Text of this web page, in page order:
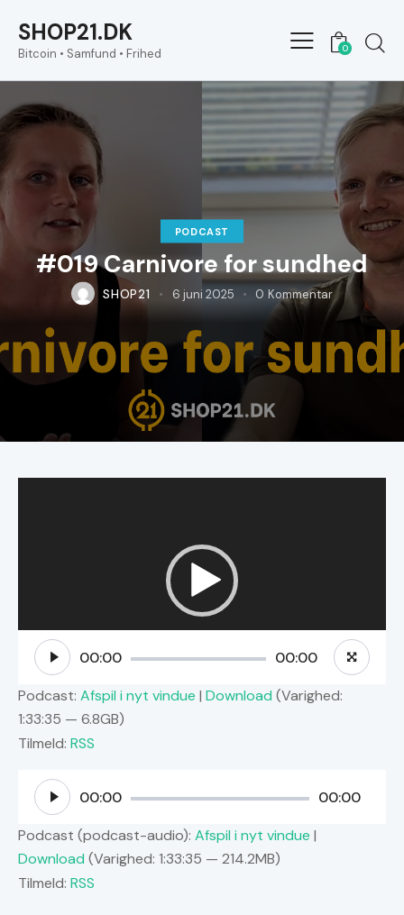
SHOP21.DK
Bitcoin • Samfund • Frihed 0
PODCAST
#019 Carnivore for sundhed
SHOP21 6 juni 2025 0 Kommentar
00:00
00:00
Podcast: Afspil i nyt vindue | Download (Varighed:
1:33:35 — 6.8GB)
Tilmeld: RSS
Lydafspiller
00:00
00:00
Podcast (podcast-audio): Afspil i nyt vindue |
Download (Varighed: 1:33:35 — 214.2MB)
Tilmeld: RSS